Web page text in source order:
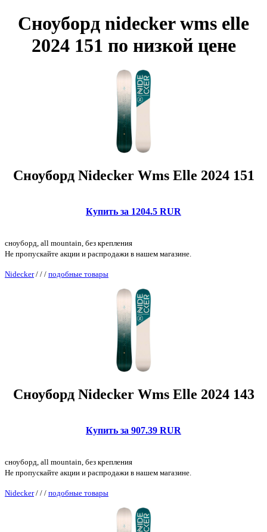
Сноуборд nidecker wms elle
2024 151 по низкой цене
Сноуборд Nidecker Wms Elle 2024 151
Купить за 1204.5 RUR
сноуборд, all mountain, без крепления
Не пропускайте акции и распродажи в нашем магазине.
Nidecker/ / / подобные товары
Сноуборд Nidecker Wms Elle 2024 143
Купить за 907.39 RUR
сноуборд, all mountain, без крепления
Не пропускайте акции и распродажи в нашем магазине.
Nidecker/ / / подобные товары